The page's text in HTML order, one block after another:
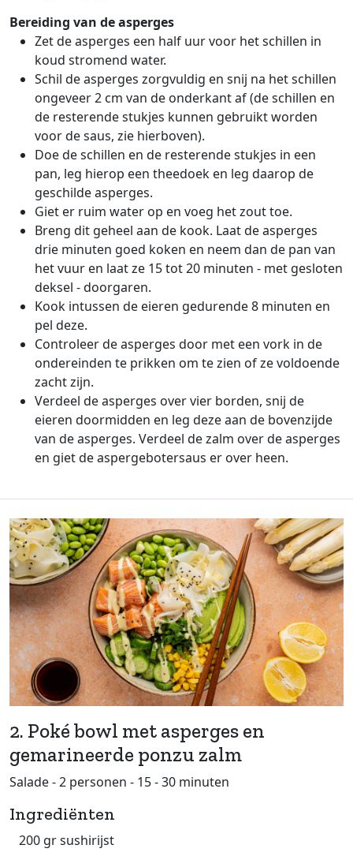
Bereiding van de asperges
Zet de asperges een half uur voor het schillen in
koud stromend water.
Schil de asperges zorgvuldig en snij na het schillen
ongeveer 2 cm van de onderkant af (de schillen en
de resterende stukjes kunnen gebruikt worden
voor de saus, zie hierboven).
Doe de schillen en de resterende stukjes in een
pan, leg hierop een theedoek en leg daarop de
geschilde asperges.
Giet er ruim water op en voeg het zout toe.
Breng dit geheel aan de kook. Laat de asperges
drie minuten goed koken en neem dan de pan van
het vuur en laat ze 15 tot 20 minuten - met gesloten
deksel - doorgaren.
Kook intussen de eieren gedurende 8 minuten en
pel deze.
Controleer de asperges door met een vork in de
ondereinden te prikken om te zien of ze voldoende
zacht zijn.
Verdeel de asperges over vier borden, snij de
eieren doormidden en leg deze aan de bovenzijde
van de asperges. Verdeel de zalm over de asperges
en giet de aspergebotersaus er over heen.
2. Poké bowl met asperges en
gemarineerde ponzu zalm
Salade - 2 personen - 15 - 30 minuten
Ingrediënten
200 gr sushirijst